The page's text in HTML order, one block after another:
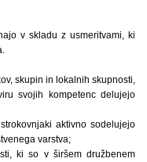
v skladu z usmeritvami, ki
skupin in lokalnih skupnosti,
svojih kompetenc delujejo
aktivno sodelujejo
varstva;
ki so v širšem družbenem